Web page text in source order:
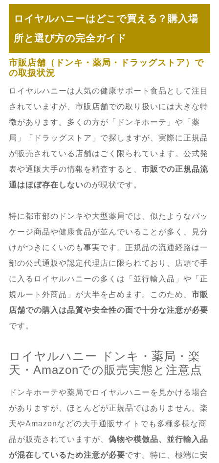
ロイヤルハニーはどこで買える？購入場
所と選び方の完全ガイド
市販店舗（ドンキ・薬局・ドラッグストア）で
の取扱状況
ロイヤルハニーは人気の健康サポート食品として注目
されていますが、市販店舗での取り扱いには大きな特
徴があります。多くの方が「ドンキホーテ」や「薬
局」「ドラッグストア」で探しますが、実際に正規品
が販売されている店舗はごく限られています。公式発
表や通販大手の情報を精査すると、 市販での正規品流
通はほぼ存在しないのが現状です。
特に都市部のドンキや大型薬局では、似たようなパッ
ケージ商品や健康食品が並んでいることが多く、見分
けがつきにくいのも事実です。正規品の流通経路は一
部の公式通販や認定代理店に限られており、店頭で手
に入るロイヤルハニーの多くは「並行輸入品」や「正
規ルート外商品」が大半を占めます。このため、 市販
店舗での購入は品質や安全性の面で十分な注意が必要
です。
ロイヤルハニー ドンキ・薬局・楽
天・Amazonでの販売実態と注意点
ドンキホーテや薬局でロイヤルハニーを見かける場合
がありますが、ほとんどが正規品ではありません。楽
天やAmazonなどの大手通販サイトでも多種多様な商
品が販売されていますが、 偽物や模倣品、並行輸入品
が混在しているため注意が必要です。特に、極端に安